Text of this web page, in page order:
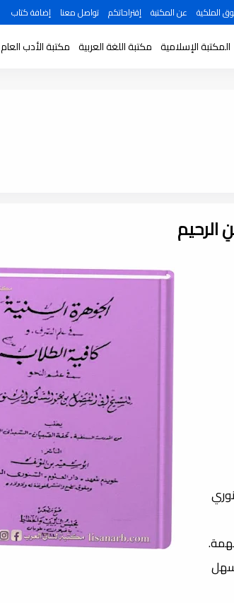
الملكية عن المكتبة إقتراحاتكم تواصل معنا إضافة كتاب
المكتبة الإسلامية مكتبة اللغة العربية مكتبة الأدب العام
الرحيم